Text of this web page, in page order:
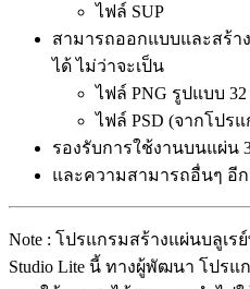
ไฟล์ SUP
สามารถออกแบบและสร้า
ได้ ไม่ว่าจะเป็น
ไฟล์ PNG รูปแบบ 32
ไฟล์ PSD (จากโปรแ
รองรับการใช้งานบนแผ่น
และความสามารถอื่นๆ อี
Note : โปรแกรมสร้างแผ่นบลูเร
Studio Lite นี้ ทางผู้พัฒนา โปรแก